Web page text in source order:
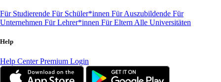
Für Studierende Für Schüler*innen Für Auszubildende Für
Unternehmen Für Lehrer*innen Für Eltern Alle Universitäten
Help
Help CenterPremium Login